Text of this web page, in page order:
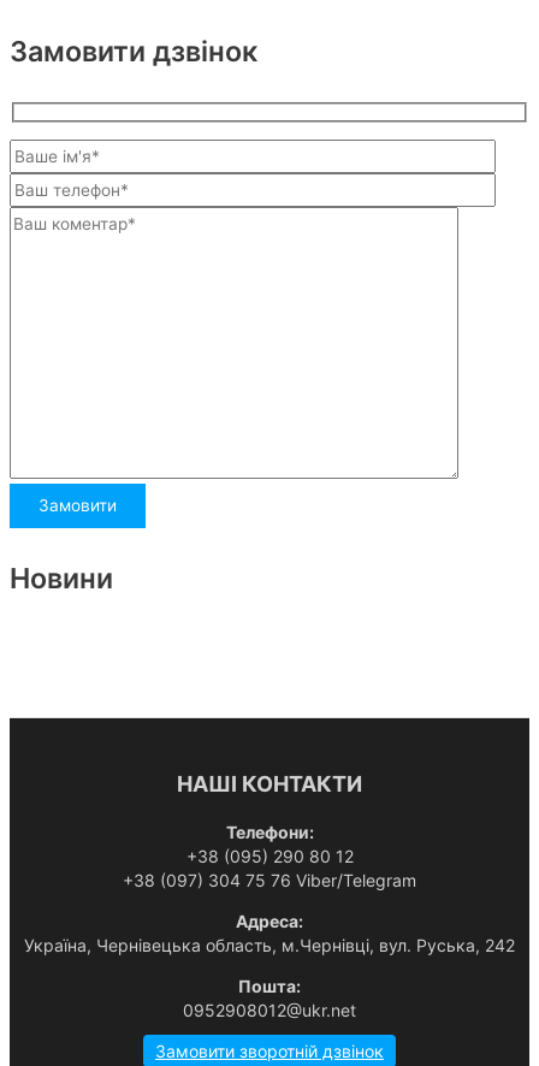
Замовити дзвінок
Новини
НАШІ КОНТАКТИ
Телефони:
+38 (095) 290 80 12
+38 (097) 304 75 76 Viber/Telegram
Адреса:
Українa, Чернівецька область, м.Чернівці, вул. Руська, 242
Пошта:
0952908012@ukr.net
Замовити зворотній дзвінок